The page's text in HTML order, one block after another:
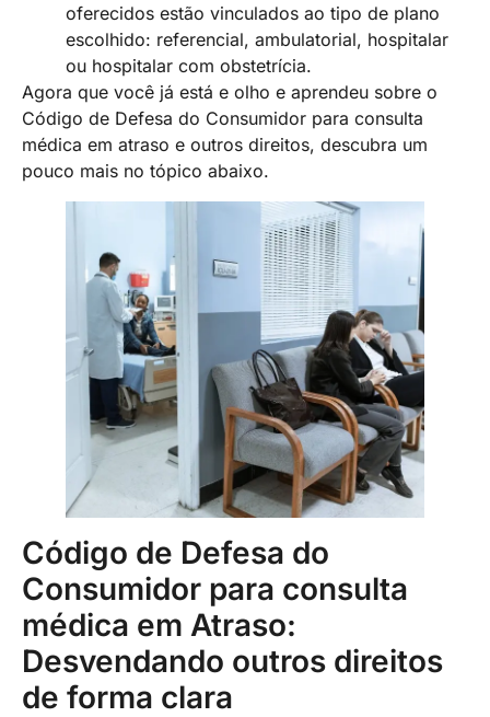
oferecidos estão vinculados ao tipo de plano
escolhido: referencial, ambulatorial, hospitalar
ou hospitalar com obstetrícia.
Agora que você já está e olho e aprendeu sobre o
Código de Defesa do Consumidor para consulta
médica em atraso e outros direitos, descubra um
pouco mais no tópico abaixo.
Código de Defesa do
Consumidor para consulta
médica em Atraso:
Desvendando outros direitos
de forma clara